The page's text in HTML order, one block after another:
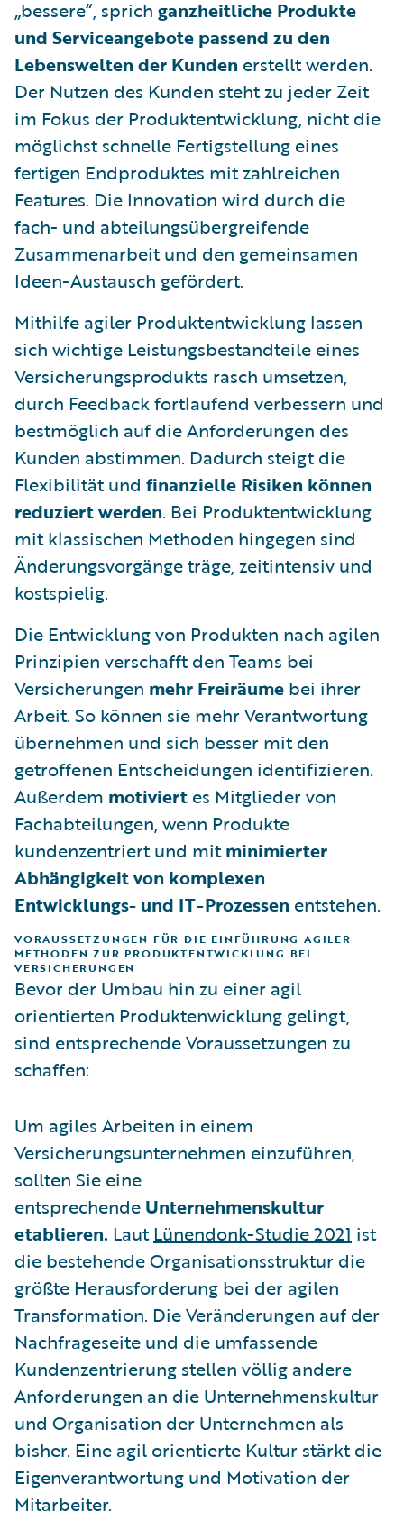
„bessere“, sprich ganzheitliche Produkte
und Serviceangebote passend zu den
Lebenswelten der Kunden erstellt werden.
Der Nutzen des Kunden steht zu jeder Zeit
im Fokus der Produktentwicklung, nicht die
möglichst schnelle Fertigstellung eines
fertigen Endproduktes mit zahlreichen
Features. Die Innovation wird durch die
fach- und abteilungsübergreifende
Zusammenarbeit und den gemeinsamen
Ideen-Austausch gefördert.
Mithilfe agiler Produktentwicklung lassen
sich wichtige Leistungsbestandteile eines
Versicherungsprodukts rasch umsetzen,
durch Feedback fortlaufend verbessern und
bestmöglich auf die Anforderungen des
Kunden abstimmen. Dadurch steigt die
Flexibilität und finanzielle Risiken können
reduziert werden. Bei Produktentwicklung
mit klassischen Methoden hingegen sind
Änderungsvorgänge träge, zeitintensiv und
kostspielig.
Die Entwicklung von Produkten nach agilen
Prinzipien verschafft den Teams bei
Versicherungen mehr Freiräume bei ihrer
Arbeit. So können sie mehr Verantwortung
übernehmen und sich besser mit den
getroffenen Entscheidungen identifizieren.
Außerdem motiviert es Mitglieder von
Fachabteilungen, wenn Produkte
kundenzentriert und mitminimierter
Abhängigkeit von komplexen
Entwicklungs- und IT-Prozessen entstehen.
VORAUSSETZUNGEN FÜR DIE EINFÜHRUNG AGILER
METHODEN ZUR PRODUKTENTWICKLUNG BEI
VERSICHERUNGEN
Bevor der Umbau hin zu einer agil
orientierten Produktenwicklung gelingt,
sind entsprechende Voraussetzungen zu
schaffen:
Um agiles Arbeiten in einem
Versicherungsunternehmen einzuführen,
sollten Sie eine
entsprechende Unternehmenskultur
etablieren. LautLünendonk-Studie 2021 ist
die bestehende Organisationsstruktur die
größte Herausforderung bei der agilen
Transformation. Die Veränderungen auf der
Nachfrageseite und die umfassende
Kundenzentrierung stellen völlig andere
Anforderungen an die Unternehmenskultur
und Organisation der Unternehmen als
bisher. Eine agil orientierte Kultur stärkt die
Eigenverantwortung und Motivation der
Mitarbeiter.